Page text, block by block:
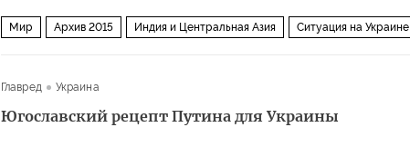
Мир Архив 2015 Индия и Центральная Азия Ситуация на Украине
Главред Украина
Югославский рецепт Путина для Украины